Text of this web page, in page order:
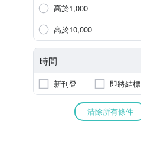
高於1,000
高於10,000
時間
新刊登 即將結標
清除所有條件